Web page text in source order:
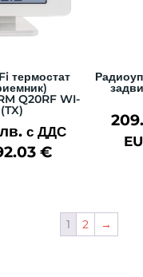
термостат
Q20RF WI-
лв. с ДДС
€
1 2 →